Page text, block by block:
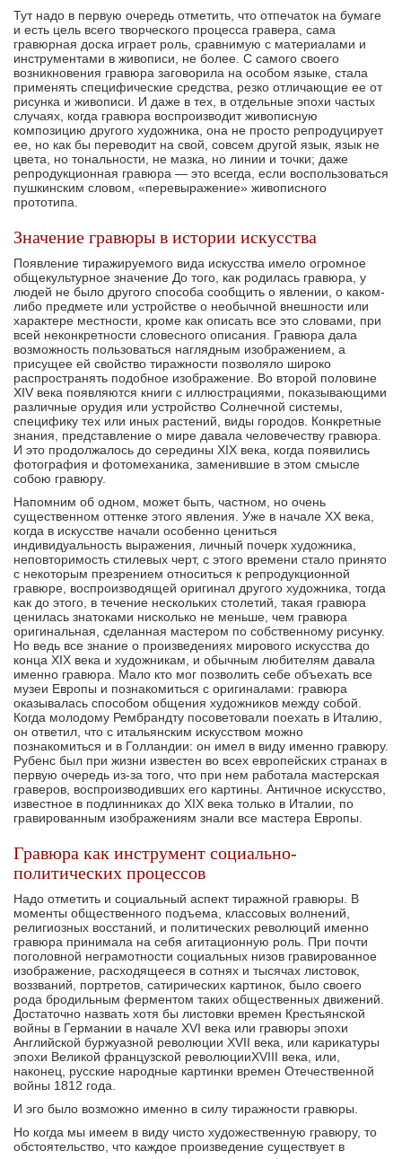
Тут надо в первую очередь отметить, что от­печаток на бумаге
и есть цель всего творческого процесса гравера, сама
гравюрная доска играет роль, сравнимую с материалами и
инструментами в живописи, не более. С самого своего
возникнове­ния гравюра заговорила на особом языке, стала
применять специфические средства, резко отличаю­щие ее от
рисунка и живописи. И даже в тех, в отдельные эпохи частых
случаях, когда гравюра воспроизводит живописную
композицию другого художника, она не просто репродуцирует
ее, но как бы переводит на свой, совсем другой язык, язык не
цвета, но тональности, не мазка, но ли­нии и точки; даже
репродукционная гравюра — это всегда, если воспользоваться
пушкинским сло­вом, «перевыражение» живописного
прототипа.
Значение гравюры в истории искусства
Появление тиражируемого вида искусства име­ло огромное
общекультурное значение До того, как родилась гравюра, у
людей не было другого способа сообщить о явлении, о каком-
либо пред­мете или устройстве о необычной внешности или
характере местности, кроме как описать все это словами, при
всей неконкретности словесного опи­сания. Гравюра дала
возможность пользоваться наглядным изображением, а
присущее ей свойство тиражности позволяло широко
распространять по­добное изображение. Во второй половине
XIV века появляются книги с иллюстрациями, показываю­щими
различные орудия или устройство Солнеч­ной системы,
специфику тех или иных растений, виды городов. Конкретные
знания, представление о мире давала человечеству гравюра.
И это про­должалось до середины XIX века, когда появились
фотография и фотомеханика, заменившие в этом смысле
собою гравюру.
Напомним об одном, может быть, частном, но очень
существенном оттенке этого явления. Уже в начале XX века,
когда в искусстве начали особенно цениться
индивидуальность выражения, личный почерк художника,
неповторимость стиле­вых черт, с этого времени стало принято
с некоторым презрением относиться к репродукционной
гравюре, воспроизводящей оригинал другого художника, тогда
как до этого, в течение нескольких столетий, такая гравюра
ценилась знатоками нисколько не меньше, чем гравюра
оригинальная, сделанная мастером по собственному рисунку.
Но ведь все знание о произведениях мирового искус­ства до
конца XIX века и художникам, и обычным любителям давала
именно гравюра. Мало кто мог позволить себе объехать все
музеи Европы и познакомиться с оригиналами: гравюра
оказывалась способом об­щения художников между собой.
Когда молодому Рембрандту посоветовали поехать в Италию,
он ответил, что с итальянским искусством можно
познакомиться и в Голландии: он имел в виду именно гравюру.
Рубенс был при жизни известен во всех европейских странах в
первую очередь из-за того, что при нем работала мастерская
граве­ров, воспроизводивших его картины. Античное ис­кусство,
известное в подлинниках до XIX века толь­ко в Италии, по
гравированным изображениям знали все мастера Европы.
Гравюра как инструмент социально-
политических процессов
Надо отметить и социальный аспект тиражной гравюры. В
моменты общественного подъема, классовых волнений,
религиозных восстаний, и по­литических революций именно
гравюра принимала на себя агитационную роль. При почти
поголов­ной неграмотности социальных низов гравирован­ное
изображение, расходящееся в сотнях и тысячах листовок,
воззваний, портретов, сатирических кар­тинок, было своего
рода бродильным ферментом таких общественных движений.
Достаточно на­звать хотя бы листовки времен Крестьянской
вой­ны в Германии в начале XVI века или гравюры эпо­хи
Английской буржуазной революции XVII века, или карикатуры
эпохи Великой французской револю­цииXVIII века, или,
наконец, русские народные кар­тинки времен Отечественной
войны 1812 года.
И эго было возможно именно в силу тиражности гравюры.
Но когда мы имеем в виду чисто художествен­ную гравюру, то
обстоятельство, что каждое про­изведение существует в